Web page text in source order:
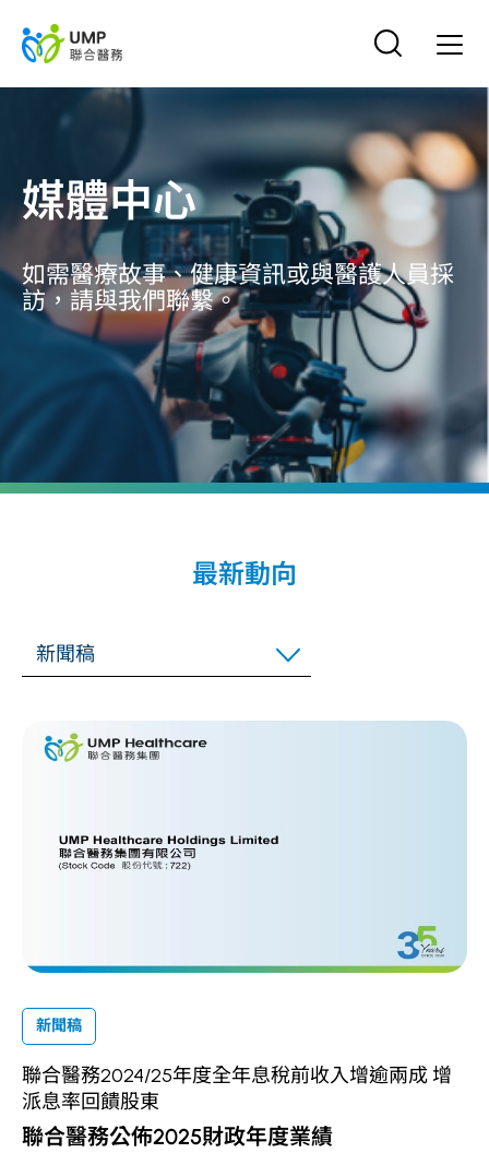
媒體中心
如需醫療故事、健康資訊或與醫護人員採
訪，請與我們聯繫。
最新動向
新聞稿
新聞稿
聯合醫務2024/25年度全年息稅前收入增逾兩成 增
派息率回饋股東
聯合醫務公佈2025財政年度業績